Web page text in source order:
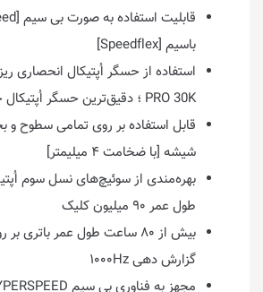
باسیم [Speedflex]
PRO 30K ؛ دقیق‌ترین حسگر اُپتیکال جهان
قابل استفاده بر روی تمامی سطوح
شیشه [با ضخامت ۴ میلیمتر]
بهره‌مندی از سوئیچ‌های نسل سوم
طول عمر ۹۰ میلیون کلیک
بیش از ۸۰ ساعت طول عمر باتری
گزارش دهی ۱۰۰۰Hz